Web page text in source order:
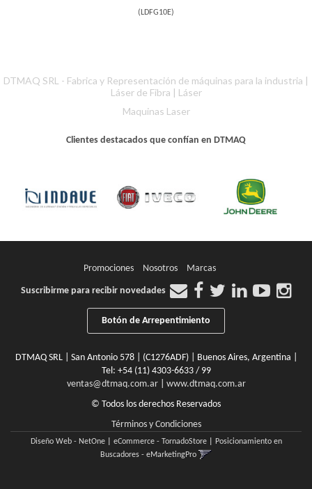
( LDFG10E)
DTMAQ SRL - Fabrica y Representación de máquinas para la industria |
Láser de Fibra | Láser
Maquinas Laser
Clientes destacados que confían en DTMAQ
Promociones Nosotros Marcas
Suscribirme para recibir novedades
Botón de Arrepentimiento
DTMAQ SRL | San Antonio 578 | (C1276ADF) | Buenos Aires, Argentina |
Tel: +54 (11) 4303-6633 / 99
ventas@dtmaq.com.ar| www.dtmaq.com.ar
© Todos los derechos Reservados
Términos y Condiciones
Diseño Web - NetOne| eCommerce - TornadoStore|
Posicionamiento en
Buscadores - eMarketingPro